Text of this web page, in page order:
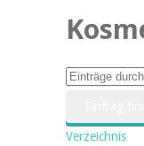
Verzeichnis